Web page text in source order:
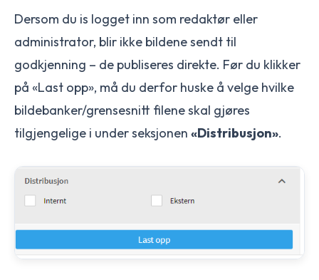
Dersom du is logget inn som redaktør eller
administrator, blir ikke bildene sendt til
godkjenning – de publiseres direkte. Før du klikker
på «Last opp», må du derfor huske å velge hvilke
bildebanker/grensesnitt filene skal gjøres
tilgjengelige i under seksjonen «Distribusjon».